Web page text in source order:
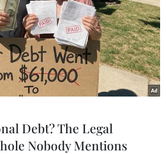
đó hai bên nhất trí thúc đẩy
ninh song phương.
Debt? The Legal
Nobody Mentions